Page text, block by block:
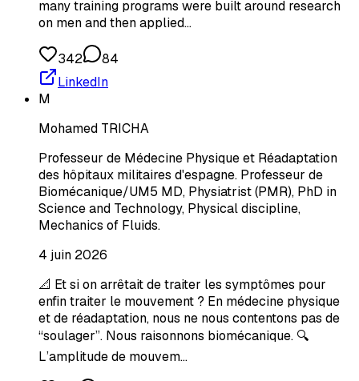
many training programs were built around research
on men and then applied…
342
84
LinkedIn
M
Mohamed TRICHA
Professeur de Médecine Physique et Réadaptation
des hôpitaux militaires d'espagne. Professeur de
Biomécanique/UM5 MD, Physiatrist (PMR), PhD in
Science and Technology, Physical discipline,
Mechanics of Fluids.
4 juin 2026
📐 Et si on arrêtait de traiter les symptômes pour
enfin traiter le mouvement ? En médecine physique
et de réadaptation, nous ne nous contentons pas de
“soulager”. Nous raisonnons biomécanique. 🔍
L’amplitude de mouvem…